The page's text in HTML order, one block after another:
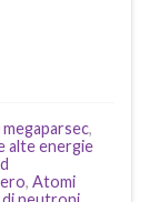
megaparsec,
alte energie
, Atomi